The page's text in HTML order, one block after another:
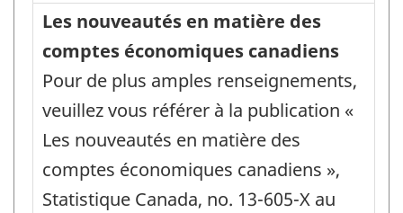
des
Comptes
des
flux
financiers
-
PDF,
Les nouveautés en matière des
comptes économiques canadiens
Pour de plus amples renseignements,
veuillez vous référer à la publication «
Les nouveautés en matière des
comptes économiques canadiens »,
Statistique Canada, no. 13-605-X au